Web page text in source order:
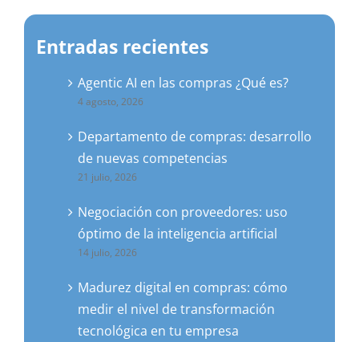
Entradas recientes
Agentic AI en las compras ¿Qué es?
4 agosto, 2026
Departamento de compras: desarrollo
de nuevas competencias
21 julio, 2026
Negociación con proveedores: uso
óptimo de la inteligencia artificial
14 julio, 2026
Madurez digital en compras: cómo
medir el nivel de transformación
tecnológica en tu empresa